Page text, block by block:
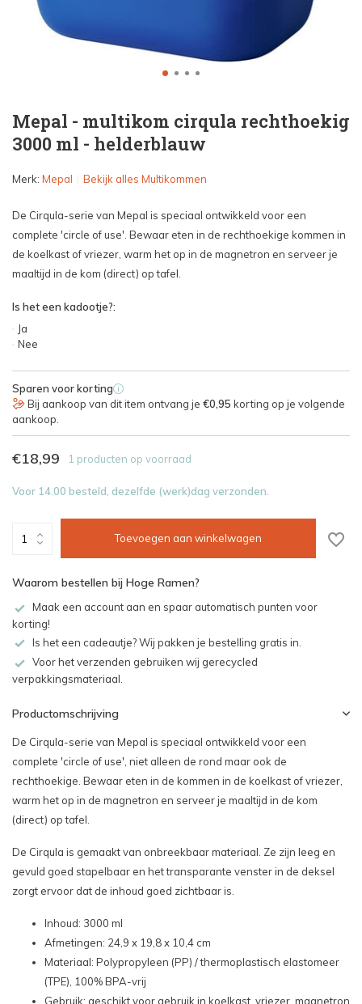
Mepal - multikom cirqula rechthoekig
3000 ml - helderblauw
Merk: Mepal Bekijk alles Multikommen
De Cirqula-serie van Mepal is speciaal ontwikkeld voor een
complete 'circle of use'. Bewaar eten in de rechthoekige kommen in
de koelkast of vriezer, warm het op in de magnetron en serveer je
maaltijd in de kom (direct) op tafel.
Is het een kadootje?:
Ja
Nee
Sparen voor korting i
Bij aankoop van dit item ontvang je €0,95 korting op je volgende
aankoop.
€18,99 1 producten op voorraad
Voor 14.00 besteld, dezelfde (werk)dag verzonden.
Toevoegen aan winkelwagen
Waarom bestellen bij Hoge Ramen?
Maak een account aan en spaar automatisch punten voor
korting!
Is het een cadeautje? Wij pakken je bestelling gratis in.
Voor het verzenden gebruiken wij gerecycled
verpakkingsmateriaal.
Productomschrijving
De Cirqula-serie van Mepal is speciaal ontwikkeld voor een
complete 'circle of use', niet alleen de rond maar ook de
rechthoekige. Bewaar eten in de kommen in de koelkast of vriezer,
warm het op in de magnetron en serveer je maaltijd in de kom
(direct) op tafel.
De Cirqula is gemaakt van onbreekbaar materiaal. Ze zijn leeg en
gevuld goed stapelbaar en het transparante venster in de deksel
zorgt ervoor dat de inhoud goed zichtbaar is.
Inhoud: 3000 ml
Afmetingen: 24,9 x 19,8 x 10,4 cm
Materiaal: Polypropyleen (PP) / thermoplastisch elastomeer
(TPE), 100% BPA-vrij
Gebruik: geschikt voor gebruik in koelkast, vriezer, magnetron